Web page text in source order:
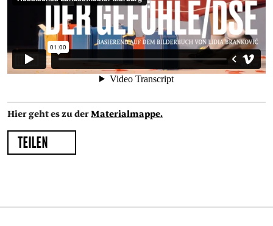
Hier geht es zu derMaterialmappe.
TEILEN